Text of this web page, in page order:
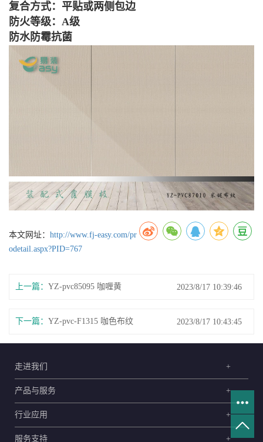
复合方式：平贴或两侧包边
防火等级：A级
防水防霉抗菌
本文网址： http://www.fj-easy.com/pr
odetail.aspx?PID=767
上一篇： YZ-pvc85095 咖喱黄 2023/8/17 10:39:46
下一篇： YZ-pvc-F1315 咖色布纹 2023/8/17 10:43:45
走进我们 +
产品与服务 +
行业应用 +
服务支持 +